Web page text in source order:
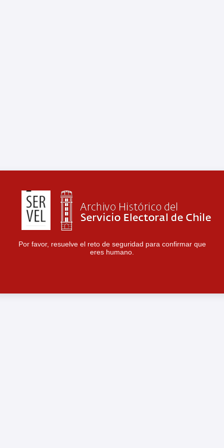
Por favor, resuelve el reto de seguridad para confirmar que
eres humano.